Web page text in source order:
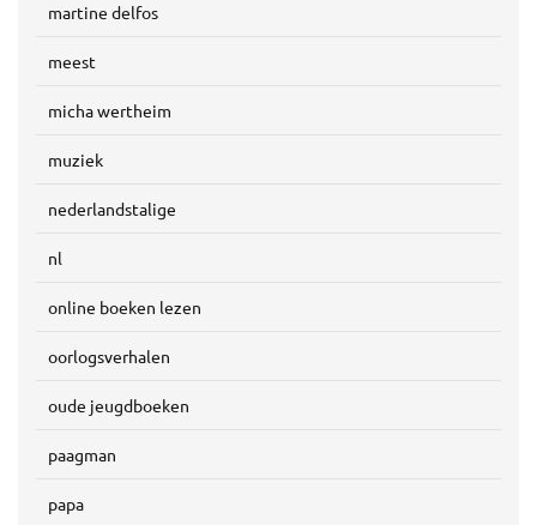
martine delfos
meest
micha wertheim
muziek
nederlandstalige
nl
online boeken lezen
oorlogsverhalen
oude jeugdboeken
paagman
papa